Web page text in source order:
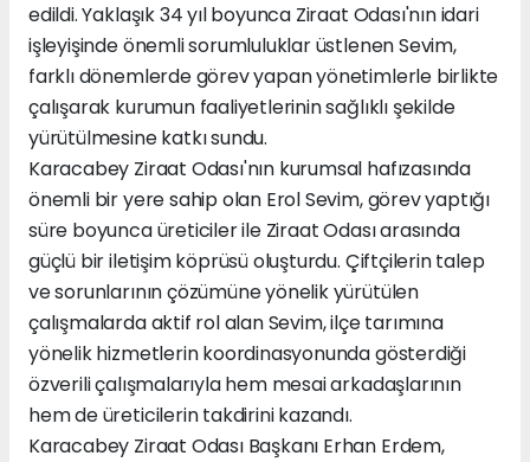
edildi. Yaklaşık 34 yıl boyunca Ziraat Odası'nın idari
işleyişinde önemli sorumluluklar üstlenen Sevim,
farklı dönemlerde görev yapan yönetimlerle birlikte
çalışarak kurumun faaliyetlerinin sağlıklı şekilde
yürütülmesine katkı sundu.
Karacabey Ziraat Odası'nın kurumsal hafızasında
önemli bir yere sahip olan Erol Sevim, görev yaptığı
süre boyunca üreticiler ile Ziraat Odası arasında
güçlü bir iletişim köprüsü oluşturdu. Çiftçilerin talep
ve sorunlarının çözümüne yönelik yürütülen
çalışmalarda aktif rol alan Sevim, ilçe tarımına
yönelik hizmetlerin koordinasyonunda gösterdiği
özverili çalışmalarıyla hem mesai arkadaşlarının
hem de üreticilerin takdirini kazandı.
Karacabey Ziraat Odası Başkanı Erhan Erdem,